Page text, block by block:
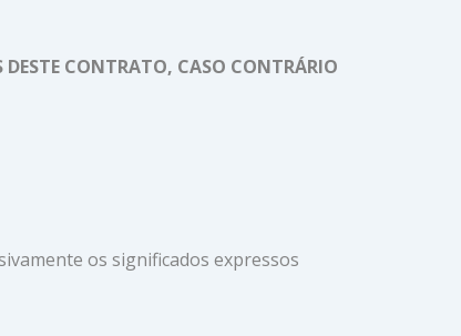
DESTE CONTRATO, CASO CONTRÁRIO
os significados expressos